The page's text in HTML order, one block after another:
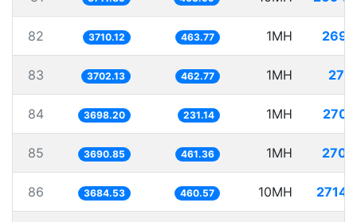
82 3710.12 463.77 1MH
83 3702.13 462.77 1MH
84 3698.20 231.14 1MH
85 3690.85 461.36 1MH
86 3684.53 460.57 10MH